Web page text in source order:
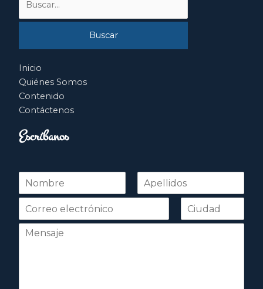
por:
Inicio
Quiénes Somos
Contenido
Contáctenos
Escríbanos
N
m
r
Nombre Apellidos